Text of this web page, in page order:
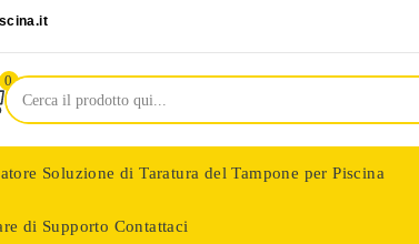
0
Soluzione di Taratura del Tampone per Piscina
di Supporto Contattaci